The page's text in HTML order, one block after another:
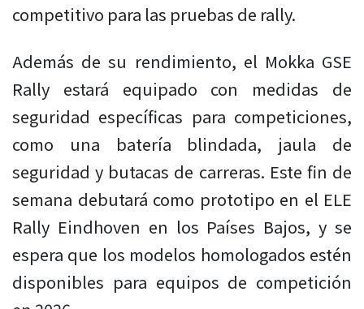
competitivo para las pruebas de rally.
Además de su rendimiento, el Mokka GSE
Rally estará equipado con medidas de
seguridad específicas para competiciones,
como una batería blindada, jaula de
seguridad y butacas de carreras. Este fin de
semana debutará como prototipo en el ELE
Rally Eindhoven en los Países Bajos, y se
espera que los modelos homologados estén
disponibles para equipos de competición